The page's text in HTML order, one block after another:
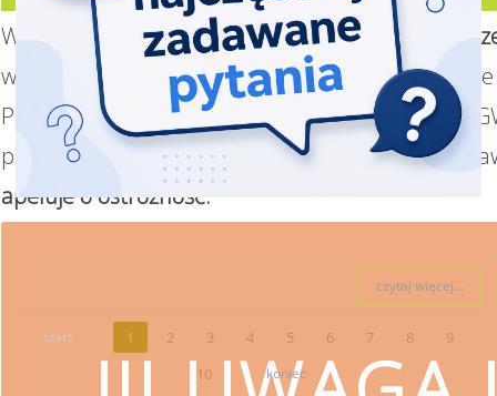
W związku z realizacją Programu„Czyste
wsparcie w uzyskaniu dofinansowania i
Ponieważ proces pozyskiwania środków z
pełnomocnictwa z podpisem beneficjenta oraz
apeluje o ostrożność.
czytaj więcej...
start 1 2 3 4 5 6 7 8
9
10
koniec